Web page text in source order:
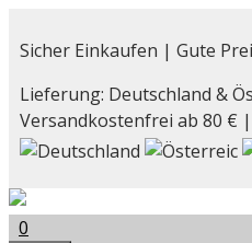
Inhalt
Sicher Einkaufen | Gute
Lieferung: Deutschland &
Versandkostenfrei ab 80 €
0